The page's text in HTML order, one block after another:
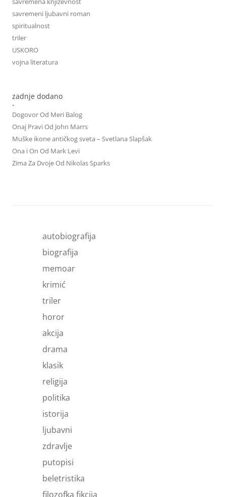
savremeni ljubavni roman
spiritualnost
triler
USKORO
vojna literatura
zadnje dodano
-
Dogovor Od Meri Balog
Onaj Pravi Od John Marrs
Muške ikone antičkog sveta – Svetlana Slapšak
Ona i On Od Mark Levi
Zima Za Dvoje Od Nikolas Sparks
autobiografija
biografija
memoar
krimić
triler
horor
akcija
drama
klasik
religija
politika
istorija
ljubavni
zdravlje
putopisi
beletristika
filozofka fikcija